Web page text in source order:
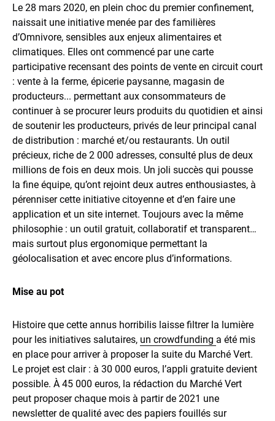
Le 28 mars 2020, en plein choc du premier confinement,
naissait une initiative menée par des familières
d’Omnivore, sensibles aux enjeux alimentaires et
climatiques. Elles ont commencé par une carte
participative recensant des points de vente en circuit court
: vente à la ferme, épicerie paysanne, magasin de
producteurs... permettant aux consommateurs de
continuer à se procurer leurs produits du quotidien et ainsi
de soutenir les producteurs, privés de leur principal canal
de distribution : marché et/ou restaurants. Un outil
précieux, riche de 2 000 adresses, consulté plus de deux
millions de fois en deux mois. Un joli succès qui pousse
la fine équipe, qu’ont rejoint deux autres enthousiastes, à
pérenniser cette initiative citoyenne et d’en faire une
application et un site internet. Toujours avec la même
philosophie : un outil gratuit, collaboratif et transparent…
mais surtout plus ergonomique permettant la
géolocalisation et avec encore plus d’informations.
Mise au pot
Histoire que cette annus horribilis laisse filtrer la lumière
pour les initiatives salutaires, un crowdfunding a été mis
en place pour arriver à proposer la suite du Marché Vert.
Le projet est clair : à 30 000 euros, l’appli gratuite devient
possible. À 45 000 euros, la rédaction du Marché Vert
peut proposer chaque mois à partir de 2021 une
newsletter de qualité avec des papiers fouillés sur